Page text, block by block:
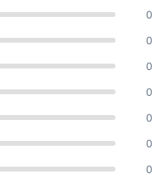
0
0
0
0
0
0
0